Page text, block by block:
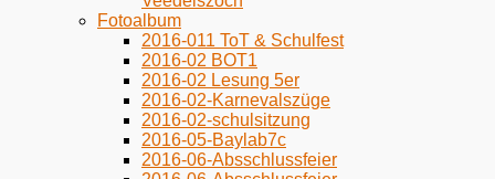
Fotoalbum
2016-011 ToT & Schulfest
2016-02 BOT1
2016-02 Lesung 5er
2016-02-Karnevalszüge
2016-02-schulsitzung
2016-05-Baylab7c
2016-06-Absschlussfeier